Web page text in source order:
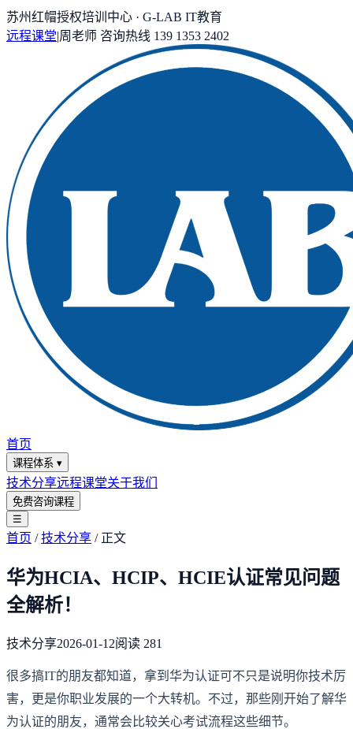
苏州红帽授权培训中心 · G-LAB IT教育
远程课堂|周老师 咨询热线 139 1353 2402
首页
课程体系 ▾
技术分享远程课堂关于我们
免费咨询课程
☰
首页 /技术分享 / 正文
华为HCIA、HCIP、HCIE认证常见问题
全解析！
技术分享2026-01-12阅读 281
很多搞IT的朋友都知道，拿到华为认证可不只是说明你技术厉
害，更是你职业发展的一个大转机。不过，那些刚开始了解华
为认证的朋友，通常会比较关心考试流程这些细节。